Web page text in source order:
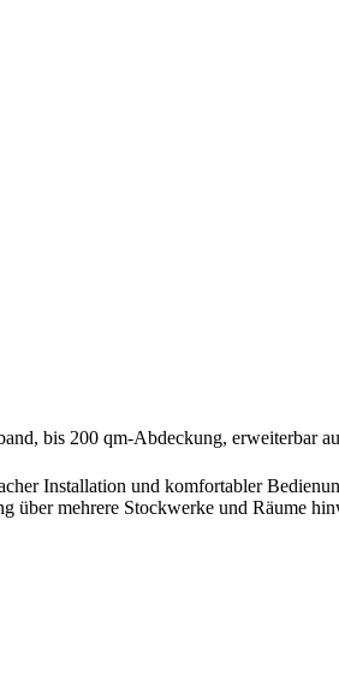
bis 200 qm-Abdeckung, erweiterbar
Installation und komfortabler
mehrere Stockwerke und Räume